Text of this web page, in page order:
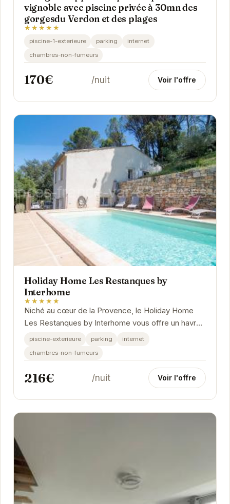
vignoble avec piscine privée à 30mn des
gorgesdu Verdon et des plages
★★★★★
piscine-1-exterieure parking
internet
chambres-non-fumeurs
170€ /nuit Voir l'offre
Holiday Home Les Restanques by
Interhome
★★★★★
Niché au cœur de la Provence, le Holiday Home
Les Restanques by Interhome vous offre un havre
de paix et de confort.
piscine-exterieure parking
internet
chambres-non-fumeurs
216€ /nuit Voir l'offre